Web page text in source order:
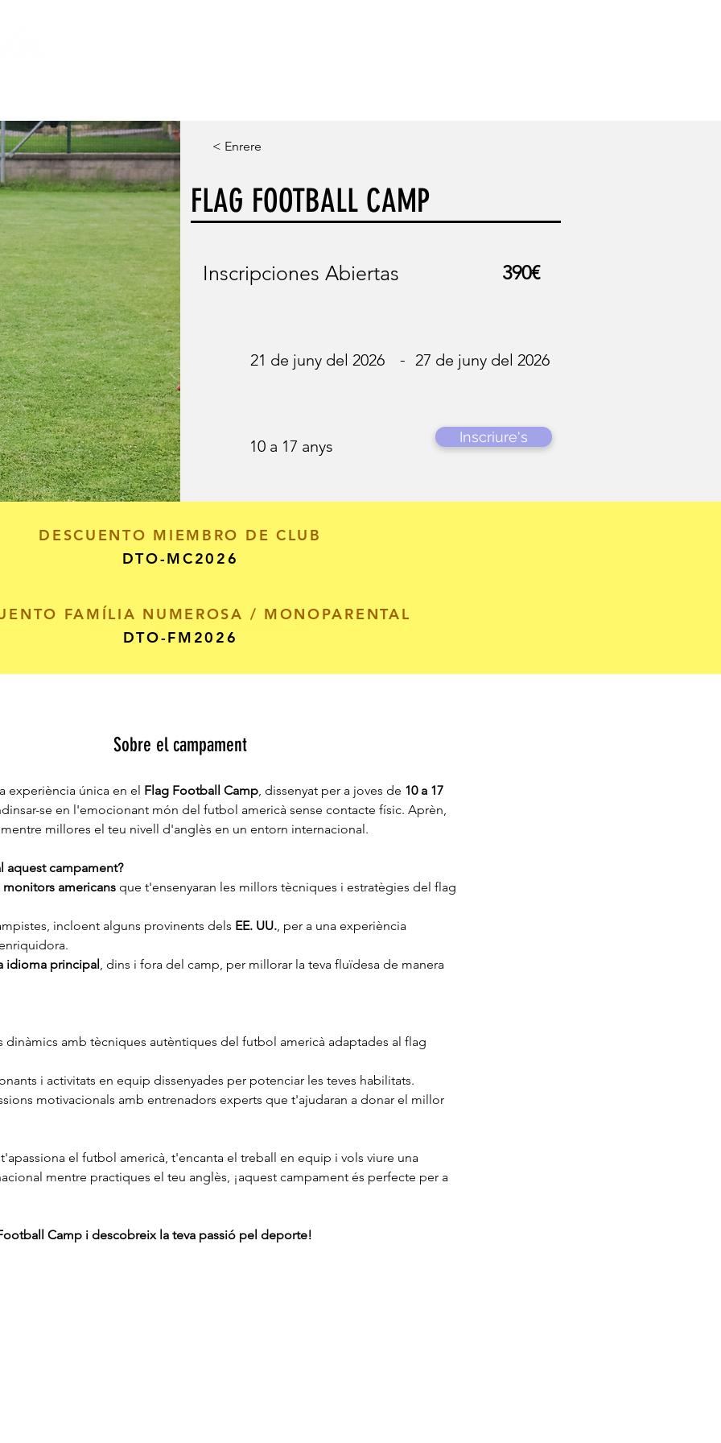
< Enrere
FLAG FOOTBALL CAMP
Inscripciones Abiertas 390€
21 de juny del 2026 27 de juny del 2026
-
10 a 17 anys Inscriure's
DESCUENTO MIEMBRO DE CLUB
DTO-MC2026
FAMÍLIA NUMEROSA / MONOPARENTAL
DTO-FM2026
Sobre el campament
experiència única en el Flag Football Camp, dissenyat per a joves de 10 a 17
se en l'emocionant món del futbol americà sense contacte físic. Aprèn,
millores el teu nivell d'anglès en un entorn internacional.
aquest campament?
americans que t'ensenyaran les millors tècniques i estratègies del flag
incloent alguns provinents dels EE. UU., per a una experiència
idioma principal, dins i fora del camp, per millorar la teva fluïdesa de manera
dinàmics amb tècniques autèntiques del futbol americà adaptades al flag
i activitats en equip dissenyades per potenciar les teves habilitats.
motivacionals amb entrenadors experts que t'ajudaran a donar el millor
el futbol americà, t'encanta el treball en equip i vols viure una
mentre practiques el teu anglès, ¡aquest campament és perfecte per a
Camp i descobreix la teva passió pel deporte!